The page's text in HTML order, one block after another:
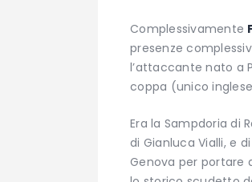
Complessivamente
presenze
l’attaccante nato a
coppa (unico
Era la Sampdoria di
di Gianluca Vialli, e
Genova per portare